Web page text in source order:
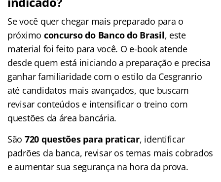
Se você quer chegar mais preparado para o
próximo concurso do Banco do Brasil, este
material foi feito para você. O e-book atende
desde quem está iniciando a preparação e precisa
ganhar familiaridade com o estilo da Cesgranrio
até candidatos mais avançados, que buscam
revisar conteúdos e intensificar o treino com
questões da área bancária.
São 720 questões para praticar, identificar
padrões da banca, revisar os temas mais cobrados
e aumentar sua segurança na hora da prova.